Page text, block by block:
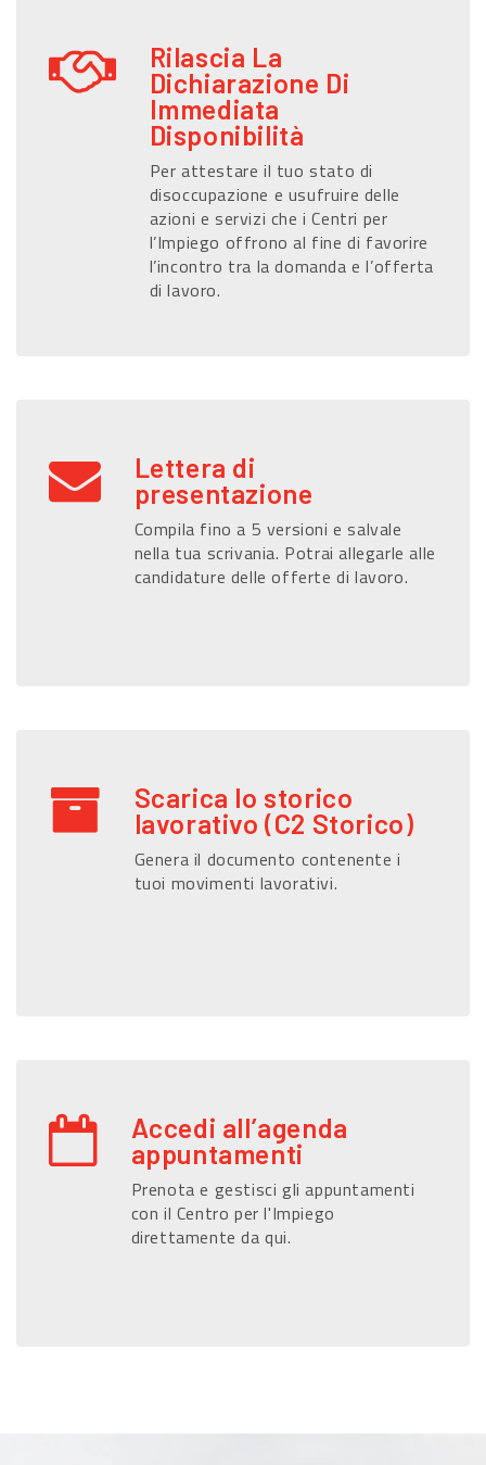
Rilascia La
Dichiarazione Di
Immediata
Disponibilità
Per attestare il tuo stato di
disoccupazione e usufruire delle
azioni e servizi che i Centri per
l’Impiego offrono al fine di favorire
l’incontro tra la domanda e l’offerta
di lavoro.
Lettera di
presentazione
Compila fino a 5 versioni e salvale
nella tua scrivania. Potrai allegarle alle
candidature delle offerte di lavoro.
Scarica lo storico
lavorativo (C2 Storico)
Genera il documento contenente i
tuoi movimenti lavorativi.
Accedi all’agenda
appuntamenti
Prenota e gestisci gli appuntamenti
con il Centro per l'Impiego
direttamente da qui.